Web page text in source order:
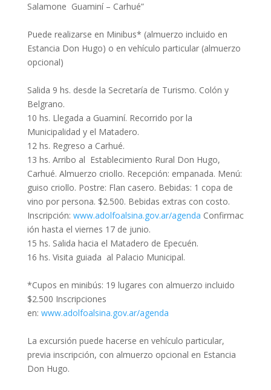
Salamone Guaminí – Carhué”
Puede realizarse en Minibus* (almuerzo incluido en
Estancia Don Hugo) o en vehículo particular (almuerzo
opcional)
Salida 9 hs. desde la Secretaría de Turismo. Colón y
Belgrano.
10 hs. Llegada a Guaminí. Recorrido por la
Municipalidad y el Matadero.
12 hs. Regreso a Carhué.
13 hs. Arribo al Establecimiento Rural Don Hugo,
Carhué. Almuerzo criollo. Recepción: empanada. Menú:
guiso criollo. Postre: Flan casero. Bebidas: 1 copa de
vino por persona. $2.500. Bebidas extras con costo.
Inscripción: www.adolfoalsina.gov.ar/agenda Confirmac
ión hasta el viernes 17 de junio.
15 hs. Salida hacia el Matadero de Epecuén.
16 hs. Visita guiada al Palacio Municipal.
*Cupos en minibús: 19 lugares con almuerzo incluido
$2.500 Inscripciones
en: www.adolfoalsina.gov.ar/agenda
La excursión puede hacerse en vehículo particular,
previa inscripción, con almuerzo opcional en Estancia
Don Hugo.